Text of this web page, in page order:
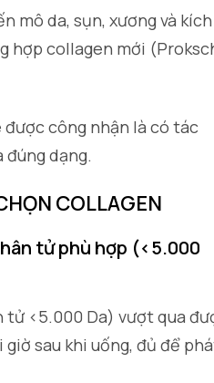
mô da, sụn, xương và kích
hợp collagen mới
công nhận là có tác
dạng.
COLLAGEN
tử phù hợp (<5.000
<5.000 Da) vượt qua
sau khi uống, đủ để